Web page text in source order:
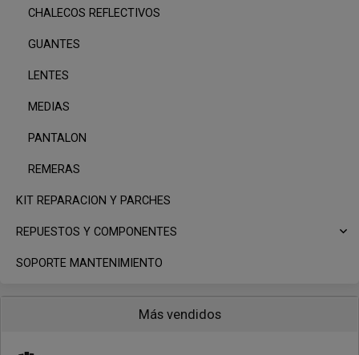
CHALECOS REFLECTIVOS
GUANTES
LENTES
MEDIAS
PANTALON
REMERAS
KIT REPARACION Y PARCHES
REPUESTOS Y COMPONENTES
SOPORTE MANTENIMIENTO
Más vendidos